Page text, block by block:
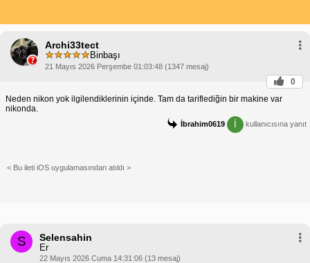
Archi33tect
Binbaşı
21 Mayıs 2026 Perşembe 01:03:48 (1347 mesaj)
0
Neden nikon yok ilgilendiklerinin içinde. Tam da tariflediğin bir makine var
nikonda.
İbrahim0619 kullanıcısına yanıt
< Bu ileti iOS uygulamasından atıldı >
S Selensahin
Er
22 Mayıs 2026 Cuma 14:31:06 (13 mesaj)